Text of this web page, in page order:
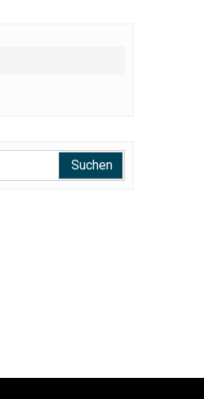
das Tastempfinden